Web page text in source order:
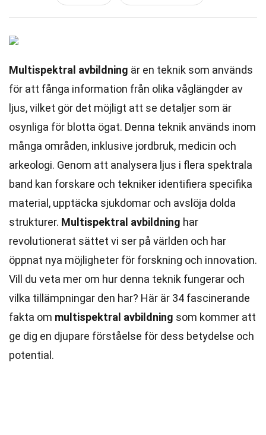
Multispektral avbildning är en teknik som används
för att fånga information från olika våglängder av
ljus, vilket gör det möjligt att se detaljer som är
osynliga för blotta ögat. Denna teknik används inom
många områden, inklusive jordbruk, medicin och
arkeologi. Genom att analysera ljus i flera spektrala
band kan forskare och tekniker identifiera specifika
material, upptäcka sjukdomar och avslöja dolda
strukturer. Multispektral avbildning har
revolutionerat sättet vi ser på världen och har
öppnat nya möjligheter för forskning och innovation.
Vill du veta mer om hur denna teknik fungerar och
vilka tillämpningar den har? Här är 34 fascinerande
fakta om multispektral avbildning som kommer att
ge dig en djupare förståelse för dess betydelse och
potential.